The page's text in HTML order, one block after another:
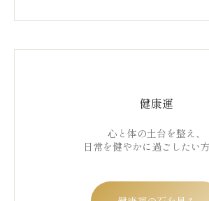
健康運
心と体の土台を整え、
日常を健やかに過ごしたい方